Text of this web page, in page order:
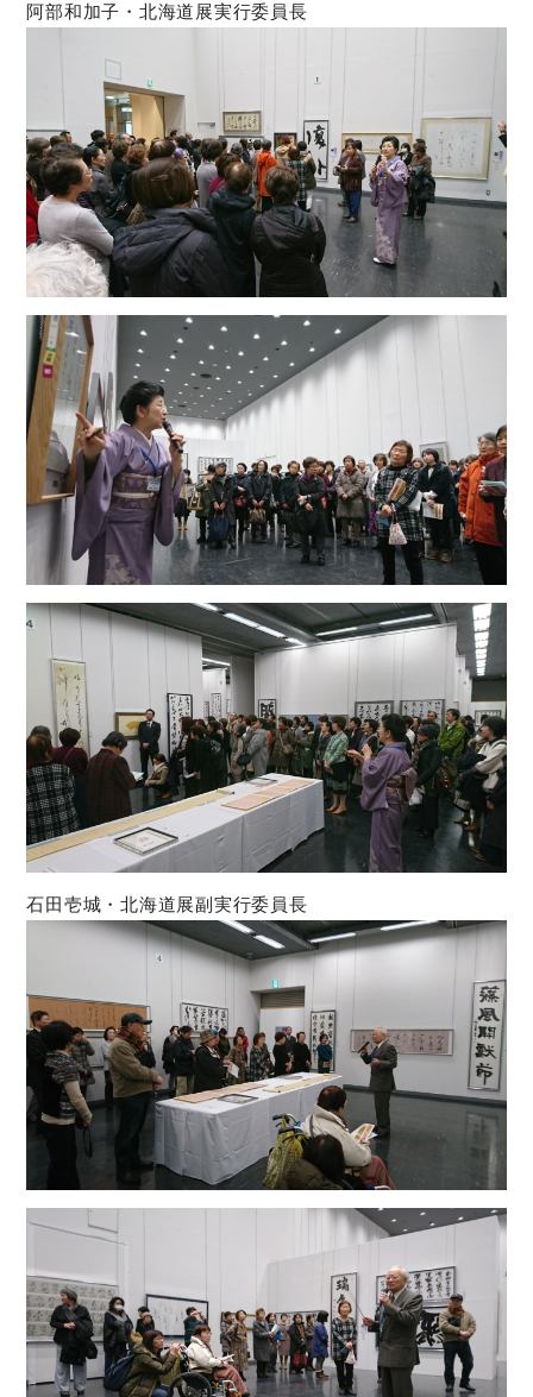
阿部和加子・北海道展実行委員長
石田壱城・北海道展副実行委員長